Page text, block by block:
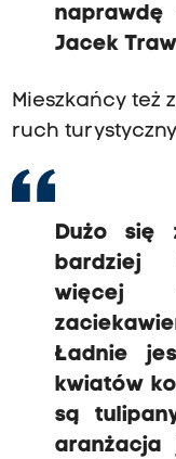
Jacek
Mieszkańcy też
ruch
Dużo się
bardziej
więcej
Ładnie
kwiatów
są